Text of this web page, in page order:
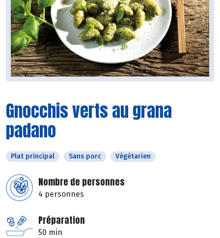
Gnocchis verts au grana
padano
Plat principal Sans porc Végétarien
Nombre de personnes
4 personnes
Préparation
50 min